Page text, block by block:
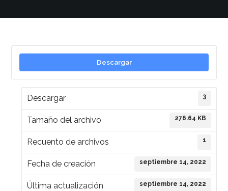
Descargar
Descargar 3
Tamaño del archivo 276.64 KB
Recuento de archivos 1
Fecha de creación septiembre 14, 2022
Última actualización septiembre 14, 2022